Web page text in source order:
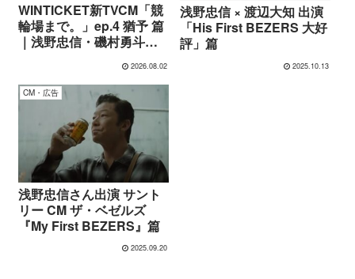
WINTICKET新TVCM「競
輪場まで。」ep.4 猶予 篇
｜浅野忠信・磯村勇斗が
2026.08.02
浅野忠信 × 渡辺大知 出演
「His First BEZERS 大好
評」篇
2025.10.13
CM・広告
浅野忠信さん出演 サント
リー CM ザ・ベゼルズ
『My First BEZERS』篇
2025.09.20